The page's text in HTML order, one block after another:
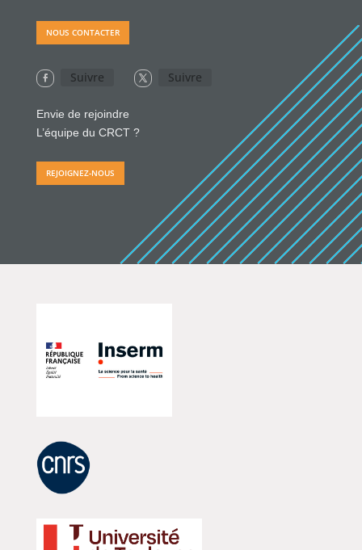
NOUS CONTACTER
Suivre Suivre
Envie de rejoindre
L’équipe du CRCT ?
REJOIGNEZ-NOUS